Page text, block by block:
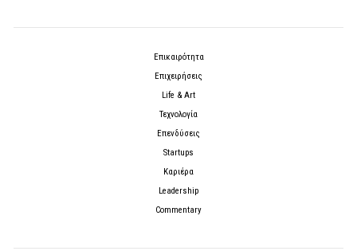
Επικαιρότητα
Επιχειρήσεις
Life & Art
Τεχνολογία
Επενδύσεις
Startups
Καριέρα
Leadership
Commentary